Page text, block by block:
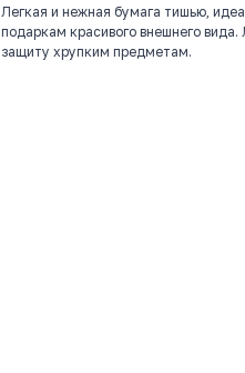
Легкая и нежная бумага тишью,
подаркам красивого внешнего
защиту хрупким предметам.